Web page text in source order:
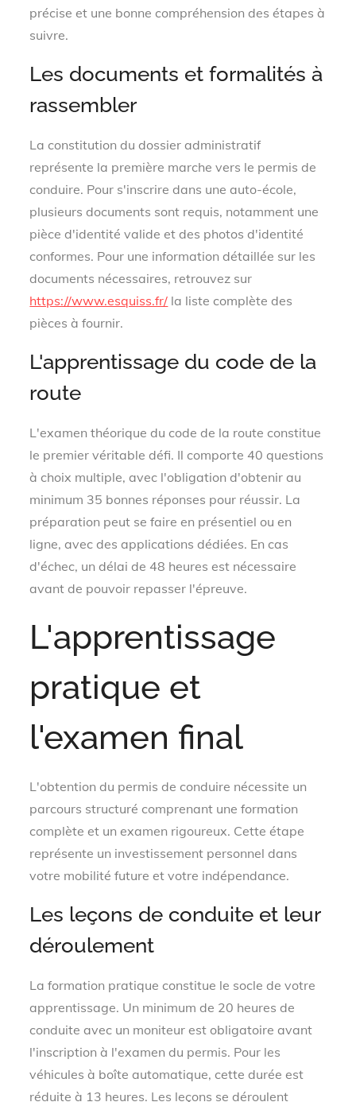
précise et une bonne compréhension des étapes à
suivre.
Les documents et formalités à
rassembler
La constitution du dossier administratif
représente la première marche vers le permis de
conduire. Pour s'inscrire dans une auto-école,
plusieurs documents sont requis, notamment une
pièce d'identité valide et des photos d'identité
conformes. Pour une information détaillée sur les
documents nécessaires, retrouvez sur
https://www.esquiss.fr/ la liste complète des
pièces à fournir.
L'apprentissage du code de la
route
L'examen théorique du code de la route constitue
le premier véritable défi. Il comporte 40 questions
à choix multiple, avec l'obligation d'obtenir au
minimum 35 bonnes réponses pour réussir. La
préparation peut se faire en présentiel ou en
ligne, avec des applications dédiées. En cas
d'échec, un délai de 48 heures est nécessaire
avant de pouvoir repasser l'épreuve.
L'apprentissage
pratique et
l'examen final
L'obtention du permis de conduire nécessite un
parcours structuré comprenant une formation
complète et un examen rigoureux. Cette étape
représente un investissement personnel dans
votre mobilité future et votre indépendance.
Les leçons de conduite et leur
déroulement
La formation pratique constitue le socle de votre
apprentissage. Un minimum de 20 heures de
conduite avec un moniteur est obligatoire avant
l'inscription à l'examen du permis. Pour les
véhicules à boîte automatique, cette durée est
réduite à 13 heures. Les leçons se déroulent